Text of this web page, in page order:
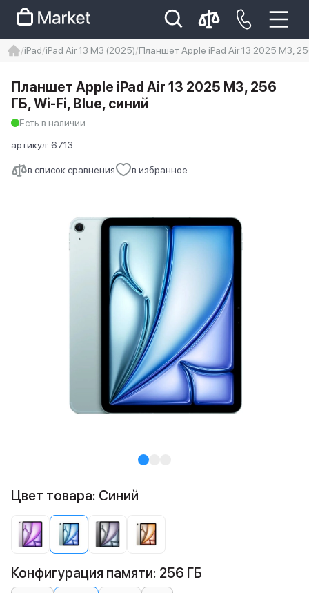
Iphone 14 pro max
айфон 14
iPad iPad Air 13 M3 (2025) Планшет Apple iPad Air 13 2025 M3,
в список сравнения в избранное
Планшет Apple iPad Air 13 2025 M3, 256
ГБ, Wi-Fi, Blue, синий
Есть в наличии
артикул: 6713
Цвет товара: Синий
Конфигурация памяти: 256 ГБ